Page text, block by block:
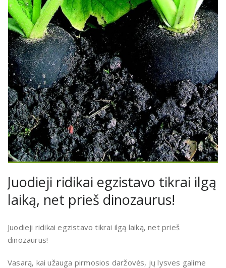
Juodieji ridikai egzistavo tikrai ilgą
laiką, net prieš dinozaurus!
Juodieji ridikai egzistavo tikrai ilgą laiką, net prieš
dinozaurus!
Vasarą, kai užauga pirmosios daržovės, jų lysves galime